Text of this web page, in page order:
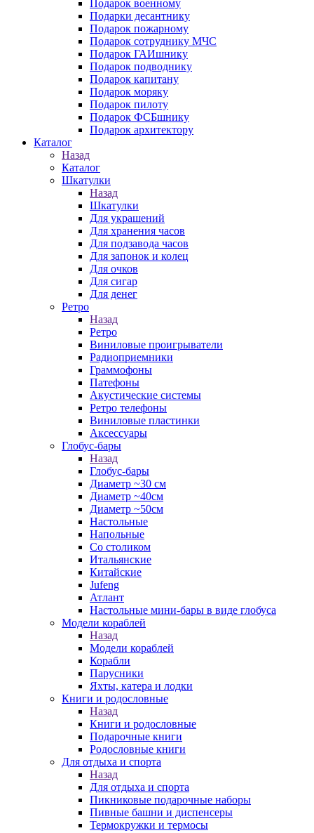
Подарок военному
Подарки десантнику
Подарок пожарному
Подарок сотруднику МЧС
Подарок ГАИшнику
Подарок подводнику
Подарок капитану
Подарок моряку
Подарок пилоту
Подарок ФСБшнику
Подарок архитектору
Каталог
Назад
Каталог
Шкатулки
Назад
Шкатулки
Для украшений
Для хранения часов
Для подзавода часов
Для запонок и колец
Для очков
Для сигар
Для денег
Ретро
Назад
Ретро
Виниловые проигрыватели
Радиоприемники
Граммофоны
Патефоны
Акустические системы
Ретро телефоны
Виниловые пластинки
Аксессуары
Глобус-бары
Назад
Глобус-бары
Диаметр ~30 см
Диаметр ~40см
Диаметр ~50см
Настольные
Напольные
Со столиком
Итальянские
Китайские
Jufeng
Атлант
Настольные мини-бары в виде глобуса
Модели кораблей
Назад
Модели кораблей
Корабли
Парусники
Яхты, катера и лодки
Книги и родословные
Назад
Книги и родословные
Подарочные книги
Родословные книги
Для отдыха и спорта
Назад
Для отдыха и спорта
Пикниковые подарочные наборы
Пивные башни и диспенсеры
Термокружки и термосы